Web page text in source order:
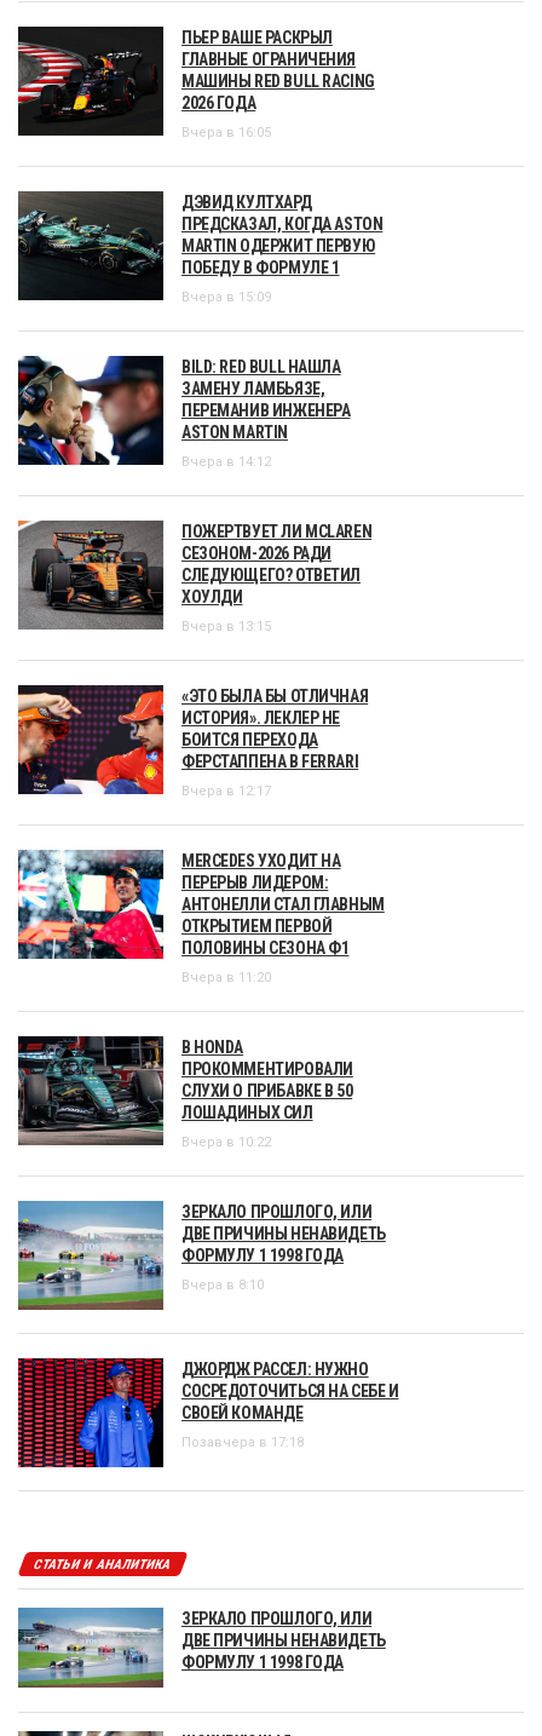
ПЬЕР ВАШЕ РАСКРЫЛ
ГЛАВНЫЕ ОГРАНИЧЕНИЯ
МАШИНЫ RED BULL RACING
2026 ГОДА
Вчера в 16:05
ДЭВИД КУЛТХАРД
ПРЕДСКАЗАЛ, КОГДА ASTON
MARTIN ОДЕРЖИТ ПЕРВУЮ
ПОБЕДУ В ФОРМУЛЕ 1
Вчера в 15:09
BILD: RED BULL НАШЛА
ЗАМЕНУ ЛАМБЬЯЗЕ,
ПЕРЕМАНИВ ИНЖЕНЕРА
ASTON MARTIN
Вчера в 14:12
ПОЖЕРТВУЕТ ЛИ MCLAREN
СЕЗОНОМ-2026 РАДИ
СЛЕДУЮЩЕГО? ОТВЕТИЛ
ХОУЛДИ
Вчера в 13:15
«ЭТО БЫЛА БЫ ОТЛИЧНАЯ
ИСТОРИЯ». ЛЕКЛЕР НЕ
БОИТСЯ ПЕРЕХОДА
ФЕРСТАППЕНА В FERRARI
Вчера в 12:17
MERCEDES УХОДИТ НА
ПЕРЕРЫВ ЛИДЕРОМ:
АНТОНЕЛЛИ СТАЛ ГЛАВНЫМ
ОТКРЫТИЕМ ПЕРВОЙ
ПОЛОВИНЫ СЕЗОНА Ф1
Вчера в 11:20
В HONDA
ПРОКОММЕНТИРОВАЛИ
СЛУХИ О ПРИБАВКЕ В 50
ЛОШАДИНЫХ СИЛ
Вчера в 10:22
ЗЕРКАЛО ПРОШЛОГО, ИЛИ
ДВЕ ПРИЧИНЫ НЕНАВИДЕТЬ
ФОРМУЛУ 1 1998 ГОДА
Вчера в 8:10
ДЖОРДЖ РАССЕЛ: НУЖНО
СОСРЕДОТОЧИТЬСЯ НА СЕБЕ И
СВОЕЙ КОМАНДЕ
Позавчера в 17:18
СТАТЬИ И АНАЛИТИКА
ЗЕРКАЛО ПРОШЛОГО, ИЛИ
ДВЕ ПРИЧИНЫ НЕНАВИДЕТЬ
ФОРМУЛУ 1 1998 ГОДА